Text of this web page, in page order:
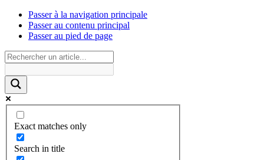
Passer à la navigation principale
Passer au contenu principal
Passer au pied de page
Exact matches only
Search in title